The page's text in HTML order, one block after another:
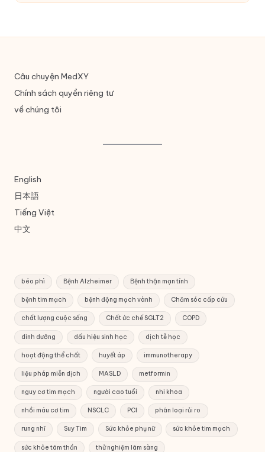
Câu chuyện MedXY
Chính sách quyền riêng tư
về chúng tôi
English
日本語
Tiếng Việt
中文
béo phì Bệnh Alzheimer Bệnh thận mạn tính
bệnh tim mạch bệnh động mạch vành Chăm sóc cấp cứu
chất lượng cuộc sống Chất ức chế SGLT2 COPD
dinh dưỡng dấu hiệu sinh học dịch tễ học
hoạt động thể chất huyết áp immunotherapy
liệu pháp miễn dịch MASLD metformin
nguy cơ tim mạch người cao tuổi nhi khoa
nhồi máu cơ tim NSCLC PCI phân loại rủi ro
rung nhĩ Suy Tim Sức khỏe phụ nữ sức khỏe tim mạch
sức khỏe tâm thần thử nghiệm lâm sàng